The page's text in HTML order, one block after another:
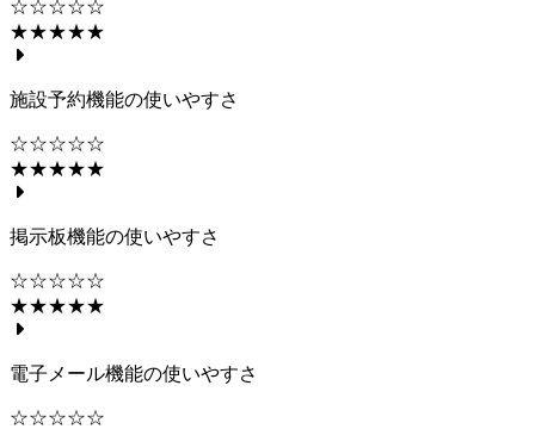
☆☆☆☆☆
★★★★★
施設予約機能の使いやすさ
☆☆☆☆☆
★★★★★
掲示板機能の使いやすさ
☆☆☆☆☆
★★★★★
電子メール機能の使いやすさ
☆☆☆☆☆